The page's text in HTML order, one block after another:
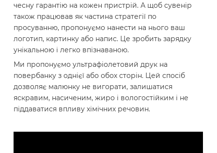
чесну гарантію на кожен пристрій. А щоб сувенір
також працював як частина стратегії по
просуванню, пропонуємо нанести на нього ваш
логотип, картинку або напис. Це зробить зарядку
унікальною і легко впізнаваною.
Ми пропонуємо ультрафіолетовий друк на
повербанку з однієї або обох сторін. Цей спосіб
дозволяє малюнку не вигорати, залишатися
яскравим, насиченим, жиро і вологостійким і не
піддаватися впливу хімічних речовин.